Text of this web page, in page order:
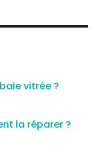
vitrée ?
la réparer ?